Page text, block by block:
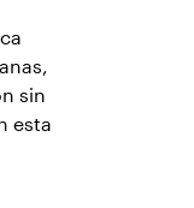
sin
esta